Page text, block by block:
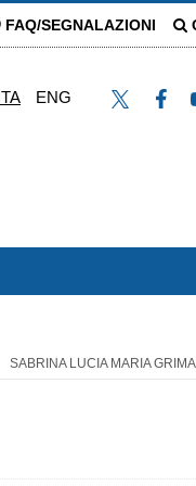
FAQ/SEGNALAZIONI
ITA ENG
SABRINA LUCIA MARIA